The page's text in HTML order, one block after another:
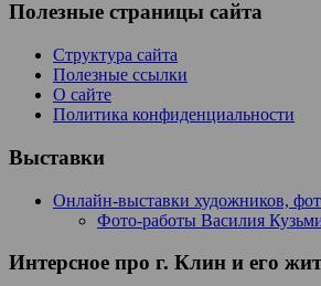
Полезные страницы сайта
Структура сайта
Полезные ссылки
О сайте
Политика конфиденциальности
Выставки
Онлайн-выставки художников,
Фото-работы Василия
Интерсное про г. Клин и его